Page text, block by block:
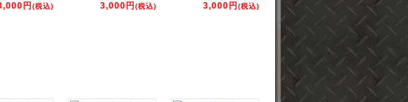
円(税込)
3,000円(税込)
3,000円(税込)